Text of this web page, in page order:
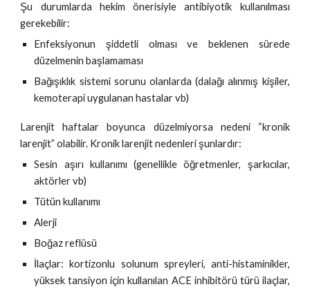
Şu durumlarda hekim önerisiyle antibiyotik kullanılması
gerekebilir:
Enfeksiyonun şiddetli olması ve beklenen sürede
düzelmenin başlamaması
Bağışıklık sistemi sorunu olanlarda (dalağı alınmış kişiler,
kemoterapi uygulanan hastalar vb)
Larenjit haftalar boyunca düzelmiyorsa nedeni “kronik
larenjit” olabilir. Kronik larenjit nedenleri şunlardır:
Sesin aşırı kullanımı (genellikle öğretmenler, şarkıcılar,
aktörler vb)
Tütün kullanımı
Alerji
Boğaz reflüsü
İlaçlar: kortizonlu solunum spreyleri, anti-histaminikler,
yüksek tansiyon için kullanılan ACE inhibitörü türü ilaçlar,